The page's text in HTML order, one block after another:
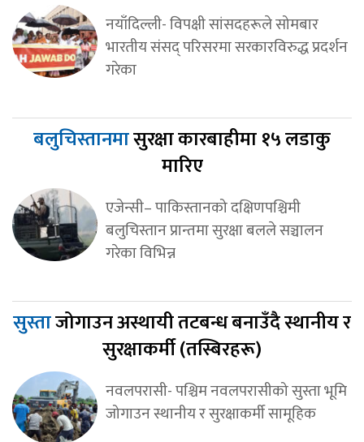
नयाँदिल्ली- विपक्षी सांसदहरूले सोमबार
भारतीय संसद् परिसरमा सरकारविरुद्ध प्रदर्शन
गरेका
बलुचिस्तानमासुरक्षा कारबाहीमा १५ लडाकु
मारिए
एजेन्सी– पाकिस्तानको दक्षिणपश्चिमी
बलुचिस्तान प्रान्तमा सुरक्षा बलले सञ्चालन
गरेका विभिन्न
सुस्ताजोगाउन अस्थायी तटबन्ध बनाउँदै स्थानीय र
सुरक्षाकर्मी (तस्बिरहरू)
नवलपरासी- पश्चिम नवलपरासीको सुस्ता भूमि
जोगाउन स्थानीय र सुरक्षाकर्मी सामूहिक